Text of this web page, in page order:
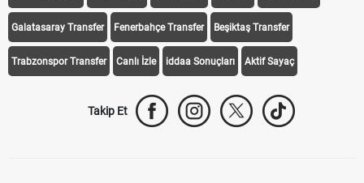
Galatasaray Transfer Fenerbahçe Transfer Beşiktaş Transfer
Trabzonspor Transfer Canlı İzle iddaa Sonuçları Aktif Sayaç
Takip Et